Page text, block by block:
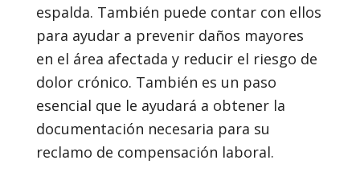
espalda. También puede contar con ellos
para ayudar a prevenir daños mayores
en el área afectada y reducir el riesgo de
dolor crónico. También es un paso
esencial que le ayudará a obtener la
documentación necesaria para su
reclamo de compensación laboral.